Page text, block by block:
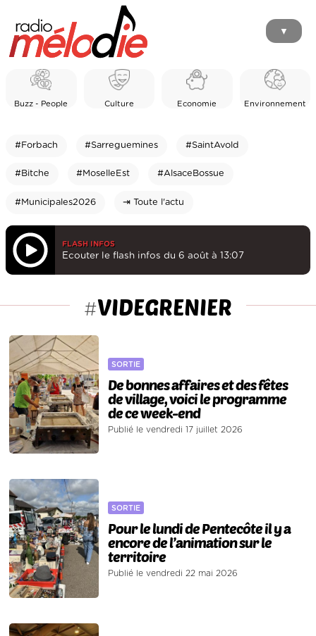
▼
Buzz - People Culture Economie Environnement
#Forbach #Sarreguemines #SaintAvold
#Bitche #MoselleEst #AlsaceBossue
#Municipales2026 ⇥ Toute l'actu
FLASH INFOS
Ecouter le flash infos du 6 août à 13:07
#VIDEGRENIER
SORTIE
De bonnes affaires et des fêtes
de village, voici le programme
de ce week-end
Publié le vendredi 17 juillet 2026
SORTIE
Pour le lundi de Pentecôte il y a
encore de l’animation sur le
territoire
Publié le vendredi 22 mai 2026